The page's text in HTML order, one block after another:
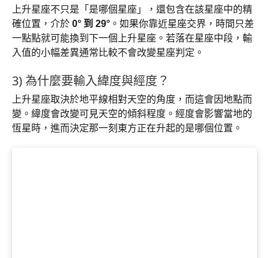
上升星座不只是「是哪個星座」，還包含在該星座中的精
確位置，介於 0° 到 29° 。如果你靠近星座交界，時間只差
一點點就可能換到下一個上升星座。若落在星座中段，輸
入值的小幅差異通常比較不會改變星座判定。
3) 為什麼要輸入緯度與經度？
上升星座取決於地平線相對天空的角度，而這會因地點而
變。緯度會改變可見天空的傾斜程度。經度會影響當地的
恆星時，進而決定那一刻東方正在升起的是哪個位置。